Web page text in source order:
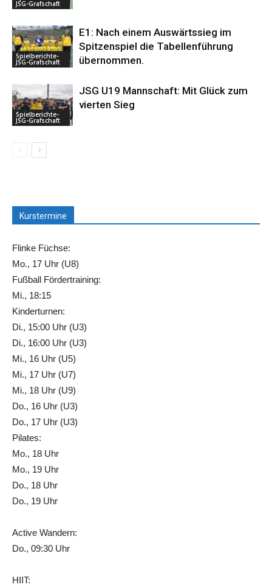
JSG-Grafschaft
Spielberichte-
JSG-Grafschaft
E1: Nach einem Auswärtssieg im
Spitzenspiel die Tabellenführung
übernommen.
Spielberichte-
JSG-Grafschaft
JSG U19 Mannschaft: Mit Glück zum
vierten Sieg
Kurstermine
Flinke Füchse:
Mo., 17 Uhr (U8)
Fußball Fördertraining:
Mi., 18:15
Kinderturnen:
Di., 15:00 Uhr (U3)
Di., 16:00 Uhr (U3)
Mi., 16 Uhr (U5)
Mi., 17 Uhr (U7)
Mi., 18 Uhr (U9)
Do., 16 Uhr (U3)
Do., 17 Uhr (U3)
Pilates:
Mo., 18 Uhr
Mo., 19 Uhr
Do., 18 Uhr
Do., 19 Uhr
Active Wandern:
Do., 09:30 Uhr
HIIT: